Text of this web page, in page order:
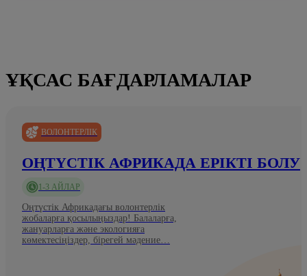
ҰҚСАС БАҒДАРЛАМАЛАР
ВОЛОНТЕРЛІК
ОҢТҮСТІК АФРИКАДА ЕРІКТІ БОЛУ
1-3 АЙЛАР
Оңтүстік Африкадағы волонтерлік
жобаларға қосылыңыздар! Балаларға,
жануарларға және экологияға
көмектесіңіздер, бірегей мәдение…